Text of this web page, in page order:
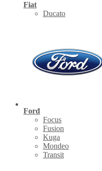
Fiat
Ducato
Ford
Focus
Fusion
Kuga
Mondeo
Transit